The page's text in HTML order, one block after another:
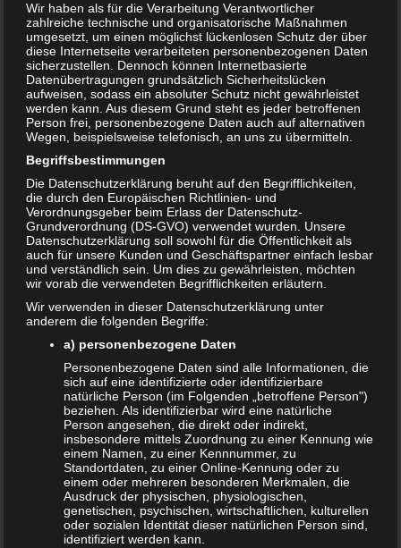
7. MÄRZ 2023
Pfannkuchen mag einfach jeder. Ob groß, ob klein,
Pfannkuchen in allen Varianten werden immer gerne
genommen. Heute möchten wir euch ein sehr einfaches,
aber richtig leckeres Pfannkuchenrezept vorstellen.
Natürlich könnt ihr die Pfannkuchen wunderbar als Basis
für viele weitere Gerichte verwenden.
Zubereitungszeit:10 – 15 Minuten – Schwierigkeitsgrad:
Einfach –
Zutaten
200 g Mehl
200 ml Milch
2 Eier
Wir haben als für die Verarbeitung Verantwortlicher
zahlreiche technische und organisatorische Maßnahmen
umgesetzt, um einen möglichst lückenlosen Schutz der über
diese Internetseite verarbeiteten personenbezogenen Daten
sicherzustellen. Dennoch können Internetbasierte
Datenübertragungen grundsätzlich Sicherheitslücken
aufweisen, sodass ein absoluter Schutz nicht gewährleistet
werden kann. Aus diesem Grund steht es jeder betroffenen
Person frei, personenbezogene Daten auch auf alternativen
Wegen, beispielsweise telefonisch, an uns zu übermitteln.
Begriffsbestimmungen
Die Datenschutzerklärung beruht auf den Begrifflichkeiten,
die durch den Europäischen Richtlinien- und
Verordnungsgeber beim Erlass der Datenschutz-
Grundverordnung (DS-GVO) verwendet wurden. Unsere
Datenschutzerklärung soll sowohl für die Öffentlichkeit als
auch für unsere Kunden und Geschäftspartner einfach lesbar
und verständlich sein. Um dies zu gewährleisten, möchten
wir vorab die verwendeten Begrifflichkeiten erläutern.
Wir verwenden in dieser Datenschutzerklärung unter
anderem die folgenden Begriffe:
a) personenbezogene Daten
Personenbezogene Daten sind alle Informationen, die
sich auf eine identifizierte oder identifizierbare
natürliche Person (im Folgenden „betroffene Person")
beziehen. Als identifizierbar wird eine natürliche
Person angesehen, die direkt oder indirekt,
insbesondere mittels Zuordnung zu einer Kennung wie
einem Namen, zu einer Kennnummer, zu
Standortdaten, zu einer Online-Kennung oder zu
einem oder mehreren besonderen Merkmalen, die
Ausdruck der physischen, physiologischen,
genetischen, psychischen, wirtschaftlichen, kulturellen
oder sozialen Identität dieser natürlichen Person sind,
identifiziert werden kann.